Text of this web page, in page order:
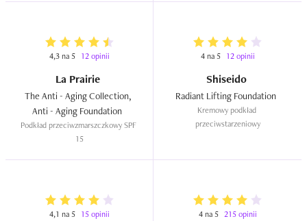
4,3 na 5 12 opinii
La Prairie
The Anti - Aging Collection,
Podkład przeciwzmarszczkowy SPF
15
4 na 5 12 opinii
Shiseido
Kremowy podkład
przeciwstarzeniowy
4,1 na 5 15 opinii 4 na 5 215 opinii